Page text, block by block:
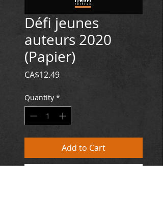
Défi jeunes
auteurs 2020
(Papier)
CA$12.49Price
Quantity *
Add to Cart